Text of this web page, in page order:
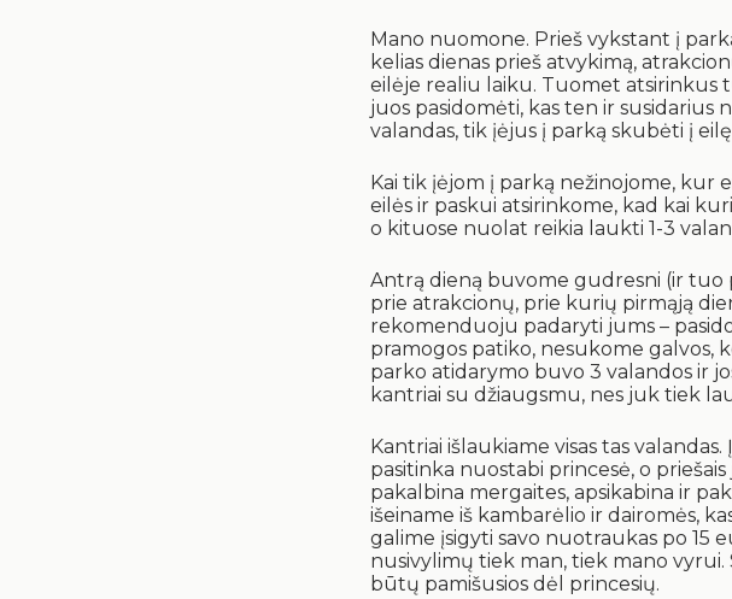
Mano nuomone. Prieš vykstant į
kelias dienas prieš atvykimą,
eilėje realiu laiku. Tuomet atsirinkus
juos pasidomėti, kas ten ir
valandas, tik įėjus į parką skubėti į
Kai tik įėjom į parką nežinojome, kur
eilės ir paskui atsirinkome, kad kai
o kituose nuolat reikia laukti 1-3
Antrą dieną buvome gudresni (ir tuo
prie atrakcionų, prie kurių pirmąją
rekomenduoju padaryti jums –
pramogos patiko, nesukome galvos,
parko atidarymo buvo 3 valandos ir
kantriai su džiaugsmu, nes juk tiek
Kantriai išlaukiame visas tas
pasitinka nuostabi princesė, o
pakalbina mergaites, apsikabina ir
išeiname iš kambarėlio ir dairomės,
galime įsigyti savo nuotraukas po 15
nusivylimų tiek man, tiek mano
būtų pamišusios dėl princesių.